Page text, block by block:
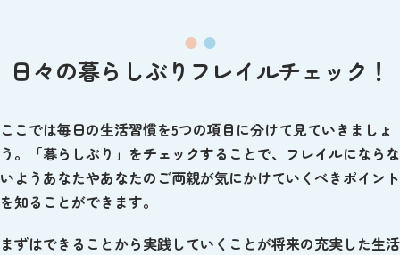
日々の暮らしぶりフレイルチェック！
ここでは毎日の生活習慣を5つの項目に分けて見ていきましょ
う。「暮らしぶり」をチェックすることで、フレイルにならな
いようあなたやあなたのご両親が気にかけていくべきポイント
を知ることができます。
まずはできることから実践していくことが将来の充実した生活